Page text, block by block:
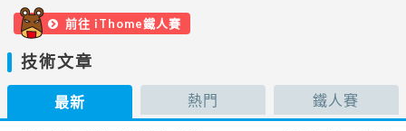
前往 iThome鐵人賽
技術文章
最新 熱門 鐵人賽